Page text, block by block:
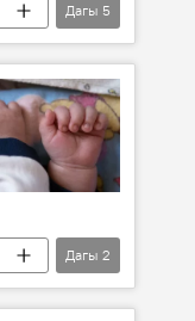
Дагы 5
Дагы 2